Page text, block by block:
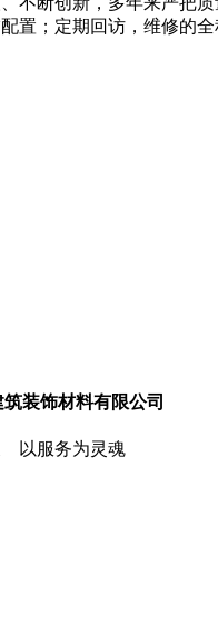
置；定期回访，维修的
装饰材料有限公司
以服务为灵魂